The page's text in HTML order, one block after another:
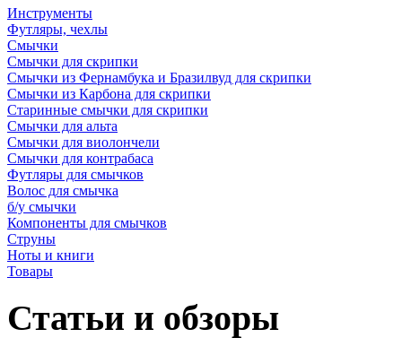
Инструменты
Футляры, чехлы
Смычки
Смычки для скрипки
Смычки из Фернамбука и Бразилвуд для скрипки
Смычки из Карбона для скрипки
Старинные смычки для скрипки
Смычки для альта
Смычки для виолончели
Смычки для контрабаса
Футляры для смычков
Волос для смычка
б/у смычки
Компоненты для смычков
Струны
Ноты и книги
Товары
Статьи и обзоры